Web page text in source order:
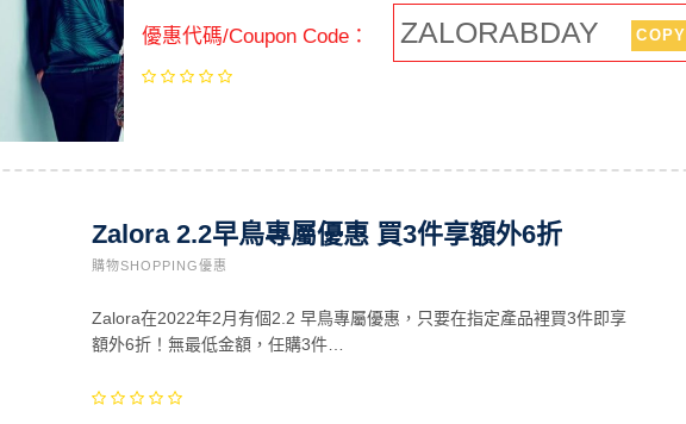
優惠代碼/Coupon Code： ZALORABDAY COPY
Zalora 2.2早鳥專屬優惠 買3件享額外6折
購物SHOPPING優惠
Zalora在2022年2月有個2.2 早鳥專屬優惠，只要在指定產品裡買3件即享
額外6折！無最低金額，任購3件…